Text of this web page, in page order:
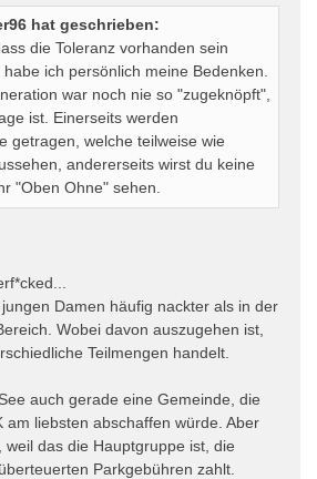
hat geschrieben:
die Toleranz vorhanden sein
ich persönlich meine Bedenken.
war noch nie so "zugeknöpft",
ist. Einerseits werden
getragen, welche teilweise wie
andererseits wirst du keine
"Oben Ohne" sehen.
Damen häufig nackter als in der
Wobei davon auszugehen ist,
Teilmengen handelt.
auch gerade eine Gemeinde, die
am liebsten abschaffen würde. Aber
weil das die Hauptgruppe ist, die
Parkgebühren zahlt.